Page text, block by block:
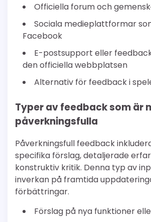
Officiella forum och
Sociala medieplattformar
Facebook
E-postsupport eller
den officiella webbplatsen
Alternativ för feedback i
Typer av feedback som är
påverkningsfulla
Påverkningsfull feedback
specifika förslag, detaljerade
konstruktiv kritik. Denna typ av
inverkan på framtida
förbättringar.
Förslag på nya funktioner